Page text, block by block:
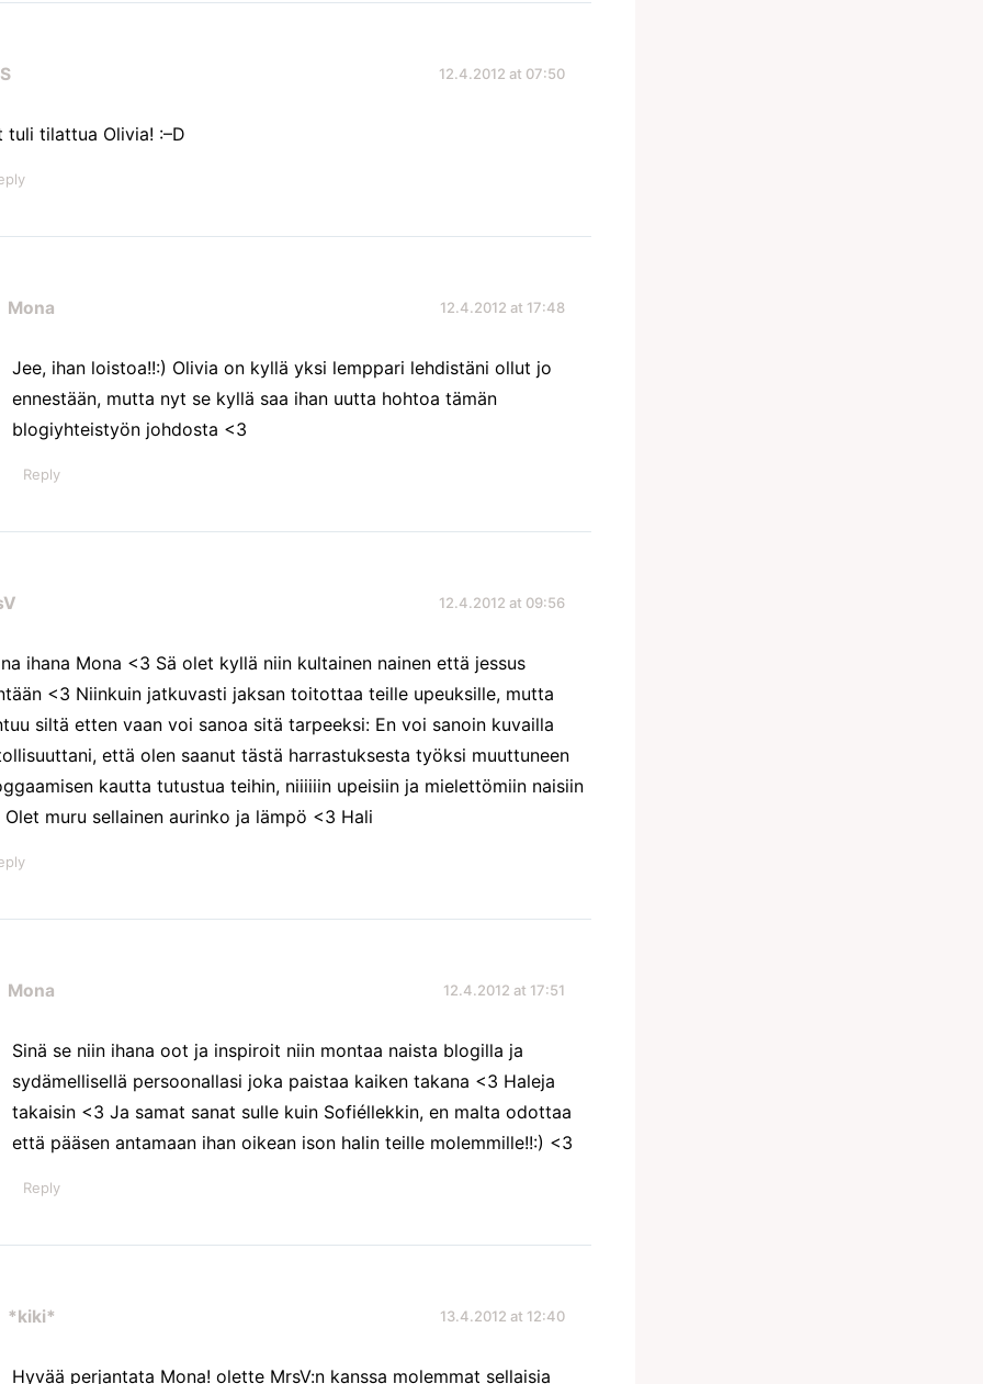
12.4.2012 at 07:50
tuli tilattua Olivia! :–D
Mona 12.4.2012 at 17:48
Jee, ihan loistoa!!:) Olivia on kyllä yksi lemppari lehdistäni ollut jo
ennestään, mutta nyt se kyllä saa ihan uutta hohtoa tämän
blogiyhteistyön johdosta <3
Reply
12.4.2012 at 09:56
ihana Mona <3 Sä olet kyllä niin kultainen nainen että jessus
<3 Niinkuin jatkuvasti jaksan toitottaa teille upeuksille, mutta
siltä etten vaan voi sanoa sitä tarpeeksi: En voi sanoin kuvailla
että olen saanut tästä harrastuksesta työksi muuttuneen
kautta tutustua teihin, niiiiiin upeisiin ja mielettömiin naisiin
muru sellainen aurinko ja lämpö <3 Hali
Mona 12.4.2012 at 17:51
Sinä se niin ihana oot ja inspiroit niin montaa naista blogilla ja
sydämellisellä persoonallasi joka paistaa kaiken takana <3 Haleja
takaisin <3 Ja samat sanat sulle kuin Sofiéllekkin, en malta odottaa
että pääsen antamaan ihan oikean ison halin teille molemmille!!:) <3
Reply
*kiki* 13.4.2012 at 12:40
Hyvää perjantata Mona! olette MrsV:n kanssa molemmat sellaisia